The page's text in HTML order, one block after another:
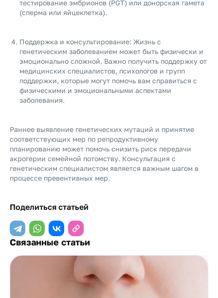
тестирование эмбрионов (PGT) или донорская гамета
(сперма или яйцеклетка).
Поддержка и консультирование: Жизнь с
генетическим заболеванием может быть физически и
эмоционально сложной. Важно получить поддержку от
медицинских специалистов, психологов и групп
поддержки, которые могут помочь вам справиться с
физическими и эмоциональными аспектами
заболевания.
Раннее выявление генетических мутаций и принятие
соответствующих мер по репродуктивному
планированию может помочь снизить риск передачи
акрогерии семейной потомству. Консультация с
генетическим специалистом является важным шагом в
процессе превентивных мер.
Поделиться статьей
Связанные статьи